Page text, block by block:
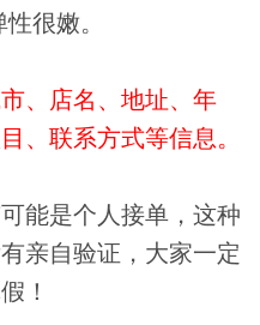
很嫩。
、店名、地址、年
、联系方式等信息。
能是个人接单，这种
亲自验证，大家一定
！